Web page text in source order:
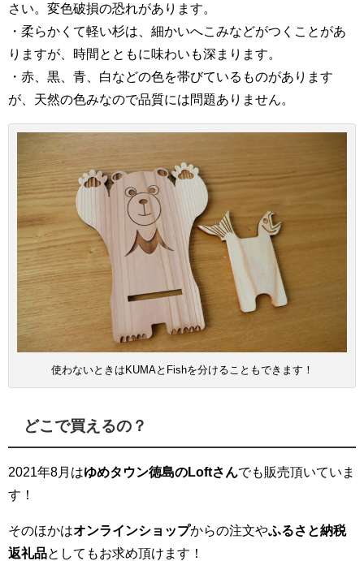
さい。変色破損の恐れがあります。
・柔らかくて軽い杉は、細かいへこみなどがつくことがあ
りますが、時間とともに味わいも深まります。
・赤、黒、青、白などの色を帯びているものがあります
が、天然の色みなので品質には問題ありません。
使わないときはKUMAとFishを分けることもできます！
どこで買えるの？
2021年8月はゆめタウン徳島のLoftさんでも販売頂いていま
す！
そのほかはオンラインショップからの注文やふるさと納税
返礼品としてもお求め頂けます！